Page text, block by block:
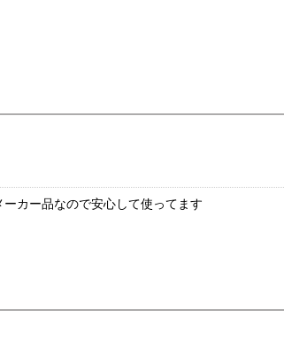
カー品なので安心して使ってます